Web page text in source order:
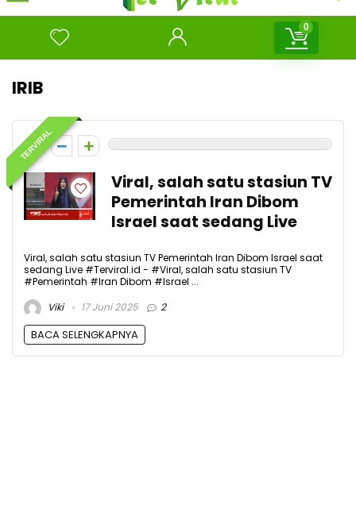
0
IRIB
TERVIRAL
0
Viral, salah satu stasiun TV
Pemerintah Iran Dibom
Israel saat sedang Live
Viral, salah satu stasiun TV Pemerintah Iran Dibom Israel saat
sedang Live #Terviral.id - #Viral, salah satu stasiun TV
#Pemerintah #Iran Dibom #Israel ...
Viki
17 Juni 2025 2
BACA SELENGKAPNYA